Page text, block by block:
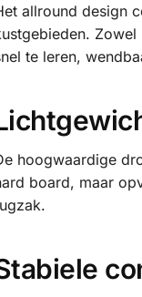
allround design
te leren,
hoogwaardige
board, maar